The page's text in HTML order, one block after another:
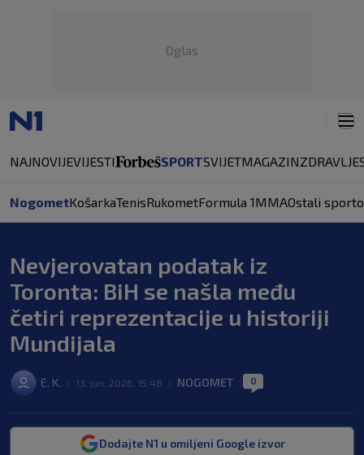
Oglas
NAJNOVIJEVIJESTI SPORTSVIJETMAGAZINZDRAVLJE
NogometKošarkaTenisRukometFormula 1MMAOstali
Nevjerovatan podatak iz
Toronta: BiH se našla među
četiri reprezentacije u historiji
Mundijala
E. K. 13. jun. 2026. 15:48 NOGOMET 0
Dodajte N1 u omiljeni Google izvor